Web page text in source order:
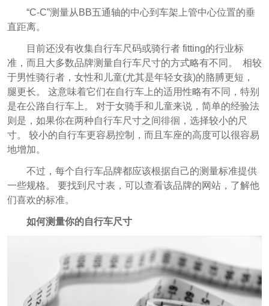
“C-C”测量从BB五通轴的中心到车架上管中心位置的垂
直距离。
目前还没有收集自行车尺码或骑行者 fitting的行业标
准，而且大多数品牌测量自行车尺寸的方式略有不同。 相较
于男性骑行者，女性和儿童(尤其是年轻女孩)的胳膊更短，
腿更长。 这意味着它们在自行车上的适用性略有不同，特别
是在公路自行车上。 对于女骑手和儿童来说，简单的经验法
则是，如果你在两种自行车尺寸之间徘徊，选择较小的尺
寸。 较小的自行车更容易控制，而且车座的高度可以很容易
地增加。
不过，每个自行车品牌都应该根据自己的测量标准提供
一些规格。 要找到尺寸表，可以查看该品牌的网站，了解他
们喜欢的标准。
如何测量你的自行车尺寸